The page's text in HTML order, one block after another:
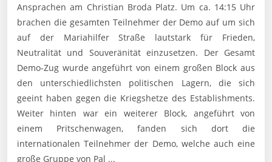
Ansprachen am Christian Broda Platz. Um ca. 14:15 Uhr
brachen die gesamten Teilnehmer der Demo auf um sich
auf der Mariahilfer Straße lautstark für Frieden,
Neutralität und Souveränität einzusetzen. Der Gesamt
Demo-Zug wurde angeführt von einem großen Block aus
den unterschiedlichsten politischen Lagern, die sich
geeint haben gegen die Kriegshetze des Establishments.
Weiter hinten war ein weiterer Block, angeführt von
einem Pritschenwagen, fanden sich dort die
internationalen Teilnehmer der Demo, welche auch eine
große Gruppe von Pal ...